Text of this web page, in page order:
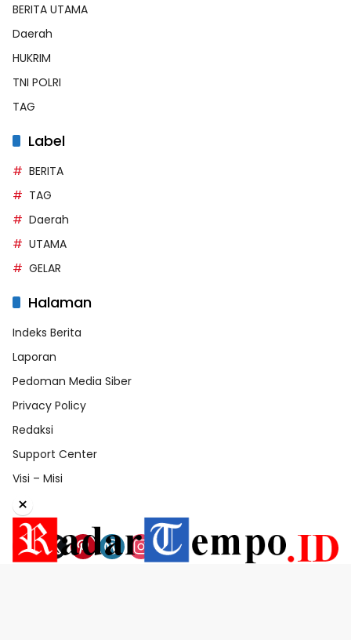
BERITA UTAMA
Daerah
HUKRIM
TNI POLRI
TAG
Label
BERITA
TAG
Daerah
UTAMA
GELAR
Halaman
Indeks Berita
Laporan
Pedoman Media Siber
Privacy Policy
Redaksi
Support Center
Visi – Misi
×